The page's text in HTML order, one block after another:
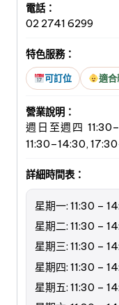
電話：
02 2741 6299
特色服務：
可訂位 適合
營業說明：
週日至週四
11:30–14:30,
詳細時間表：
星期一: 11:30 –
星期二: 11:30 –
星期三: 11:30 –
星期四: 11:30 –
星期五: 11:30 –